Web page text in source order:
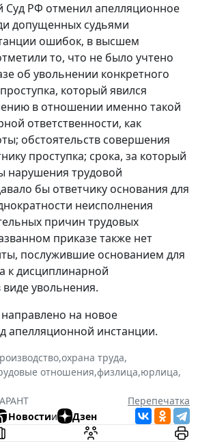
Суд РФ отменил апелляционное
допущенных судьями
ошибок, в высшем
то, что не было учтено
об увольнении конкретного
который явился
в отношении именно такой
ответственности, как
обстоятельств совершения
проступка; срока, за который
трудовой
бы ответчику основания для
неисполнения
причин трудовых
приказе также нет
послужившие основанием для
к дисциплинарной
виде увольнения.
на новое
апелляционной инстанции.
,охрана труда,
отношения,физлица,юрлица,
Перепечатка
Новостии Дзен